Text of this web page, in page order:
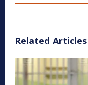
Related Articles